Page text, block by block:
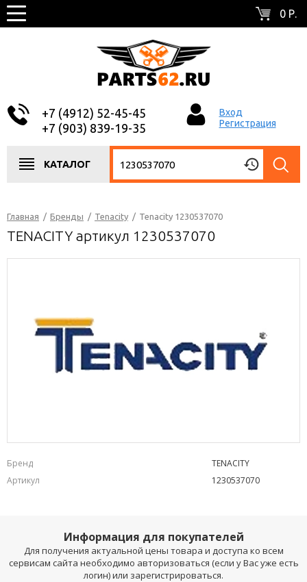
0 Р.
+7 (4912) 52-45-45
+7 (903) 839-19-35
Вход
Регистрация
КАТАЛОГ
Главная / Бренды / Tenacity / Tenacity 1230537070
TENACITY артикул 1230537070
Бренд
TENACITY
Артикул
1230537070
Информация для покупателей
Для получения актуальной цены товара и доступа ко всем
сервисам сайта необходимо авторизоваться (если у Вас уже есть
логин) или зарегистрироваться.